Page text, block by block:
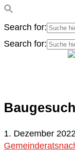
Search for:
Search for:
1. Dezember 2022